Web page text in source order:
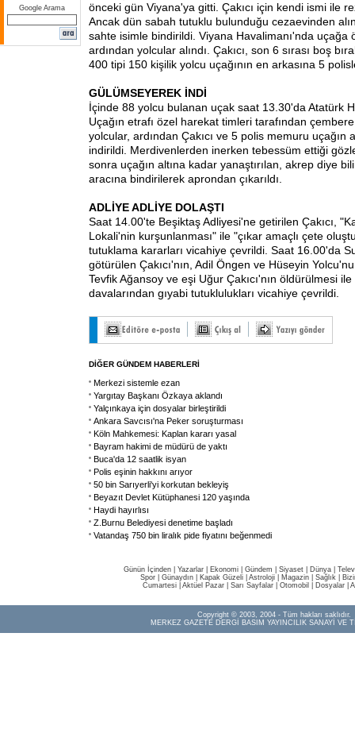
Google Arama
önceki gün Viyana'ya gitti. Çakıcı için kendi ismi ile
Ancak dün sabah tutuklu bulunduğu cezaevinden
sahte isimle bindirildi. Viyana Havalimanı'nda uçağa
ardından yolcular alındı. Çakıcı, son 6 sırası boş
400 tipi 150 kişilik yolcu uçağının en arkasına 5
GÜLÜMSEYEREK İNDİ
İçinde 88 yolcu bulanan uçak saat 13.30'da Atatürk
Uçağın etrafı özel harekat timleri tarafından çembere
yolcular, ardından Çakıcı ve 5 polis memuru uçağın
indirildi. Merdivenlerden inerken tebessüm ettiği
sonra uçağın altına kadar yanaştırılan, akrep diye
aracına bindirilerek aprondan çıkarıldı.
ADLİYE ADLİYE DOLAŞTI
Saat 14.00'te Beşiktaş Adliyesi'ne getirilen Çakıcı,
Lokali'nin kurşunlanması" ile "çıkar amaçlı çete
tutuklama kararları vicahiye çevrildi. Saat 16.00'da
götürülen Çakıcı'nın, Adil Öngen ve Hüseyin
Tevfik Ağansoy ve eşi Uğur Çakıcı'nın öldürülmesi
davalarından gıyabi tutuklulukları vicahiye çevrildi.
DİĞER GÜNDEM HABERLERİ
Merkezi sistemle ezan
Yargıtay Başkanı Özkaya aklandı
Yalçınkaya için dosyalar birleştirildi
Ankara Savcısı'na Peker soruşturması
Köln Mahkemesi: Kaplan kararı yasal
Bayram hakimi de müdürü de yaktı
Buca'da 12 saatlik isyan
Polis eşinin hakkını arıyor
50 bin Sarıyerli'yi korkutan bekleyiş
Beyazıt Devlet Kütüphanesi 120 yaşında
Haydi hayırlısı
Z.Burnu Belediyesi denetime başladı
Vatandaş 750 bin liralık pide fiyatını beğenmedi
Günün İçinden Yazarlar Ekonomi Gündem Siyaset Dünya |
Spor
Günaydın Kapak Güzeli Astroloji Magazin Sağlık
Cumartesi| Aktüel Pazar| Sarı Sayfalar| Otomobil Dosyalar|
Copyright © 2003, 2004 - Tüm hakları saklıdır.
MERKEZ GAZETE DERGİ BASIM YAYINCILIK SANAYİ VE